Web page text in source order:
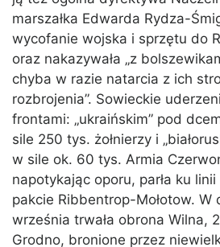
marszałka Edwarda Rydza-
wycofanie wojska i sprzętu do
oraz nakazywała „z
chyba w razie natarcia z ich
rozbrojenia”. Sowieckie
frontami: „ukraińskim” pod
sile 250 tys. żołnierzy i
w sile ok. 60 tys. Armia
napotykając oporu, parła ku
pakcie Ribbentrop-Mołotow. W
września trwała obrona Wilna,
Grodno, bronione przez